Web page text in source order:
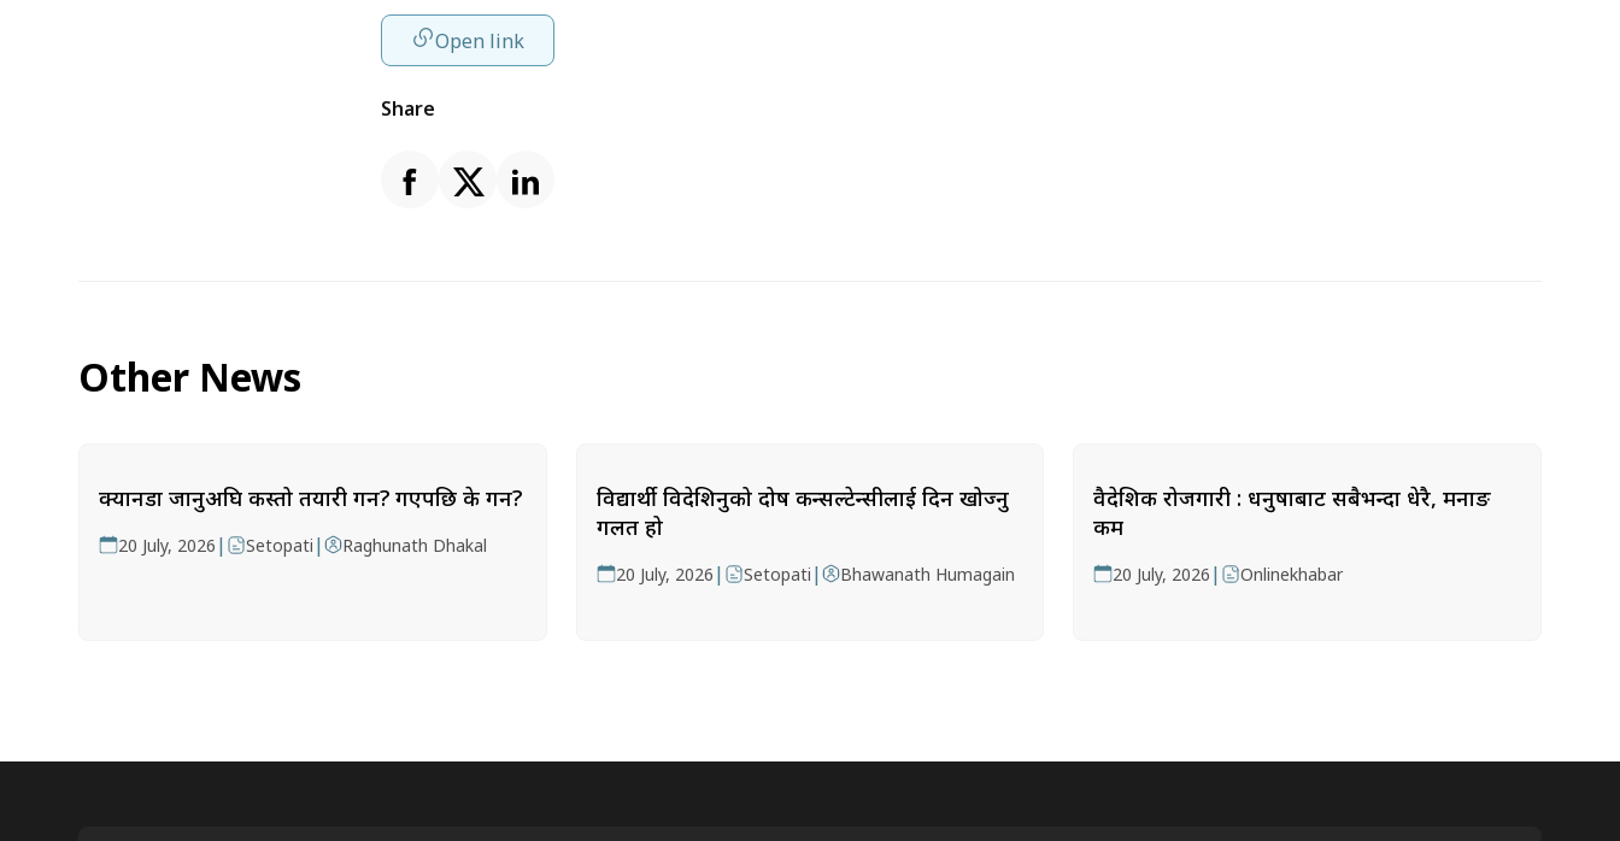
Open link
Share
Other News
क्यानडा जानुअघि कस्तो तयारी गर्ने? गएपछि के गर्ने?
20 July, 2026 | Setopati | Raghunath Dhakal
विद्यार्थी विदेशिनुको दोष कन्सल्टेन्सीलाई दिन खोज्नु
गलत हो
20 July, 2026 | Setopati | Bhawanath Humagain
वैदेशिक रोजगारी : धनुषाबाट सबैभन्दा धेरै, मनाङ
कम
20 July, 2026 | Onlinekhabar